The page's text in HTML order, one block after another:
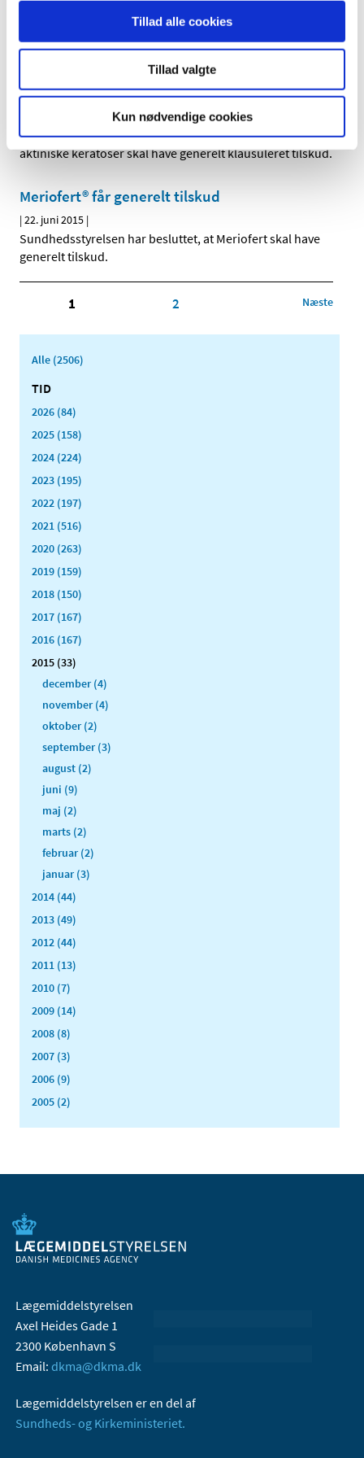
Tillad alle cookies
Tillad valgte
Kun nødvendige cookies
Sundhedsstyrelsen har besluttet, at Moventig ikke skal
have generelt klausuleret tilskud.
Fire lægemidler mod aktiniske keratoser får
generelt klausuleret tilskud
Sundhedsstyrelsen har besluttet, at fire lægemidler mod
aktiniske keratoser skal have generelt klausuleret tilskud.
Meriofert® får generelt tilskud
|22. juni 2015 |
Sundhedsstyrelsen har besluttet, at Meriofert skal have
generelt tilskud.
1 2 Næste
Alle (2506)
TID
2026 (84)
2025 (158)
2024 (224)
2023 (195)
2022 (197)
2021 (516)
2020 (263)
2019 (159)
2018 (150)
2017 (167)
2016 (167)
2015 (33)
december (4)
november (4)
oktober (2)
september (3)
august (2)
juni (9)
maj (2)
marts (2)
februar (2)
januar (3)
2014 (44)
2013 (49)
2012 (44)
2011 (13)
2010 (7)
2009 (14)
2008 (8)
2007 (3)
2006 (9)
2005 (2)
Lægemiddelstyrelsen
Axel Heides Gade 1
2300 København S
Email: dkma@dkma.dk
Lægemiddelstyrelsen er en del af
Sundheds- og Kirkeministeriet.